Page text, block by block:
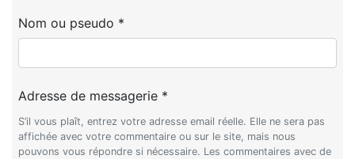
Nom ou pseudo *
Adresse de messagerie *
S’il vous plaît, entrez votre adresse email réelle. Elle ne sera pas
affichée avec votre commentaire ou sur le site, mais nous
pouvons vous répondre si nécessaire. Les commentaires avec de